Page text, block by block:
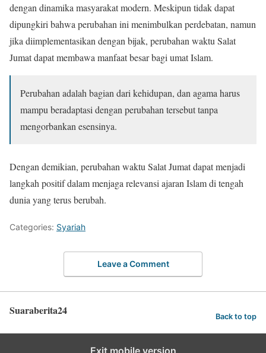
dengan dinamika masyarakat modern. Meskipun tidak dapat
dipungkiri bahwa perubahan ini menimbulkan perdebatan, namun
jika diimplementasikan dengan bijak, perubahan waktu Salat
Jumat dapat membawa manfaat besar bagi umat Islam.
Perubahan adalah bagian dari kehidupan, dan agama harus
mampu beradaptasi dengan perubahan tersebut tanpa
mengorbankan esensinya.
Dengan demikian, perubahan waktu Salat Jumat dapat menjadi
langkah positif dalam menjaga relevansi ajaran Islam di tengah
dunia yang terus berubah.
Categories: Syariah
Leave a Comment
Suaraberita24 Back to top